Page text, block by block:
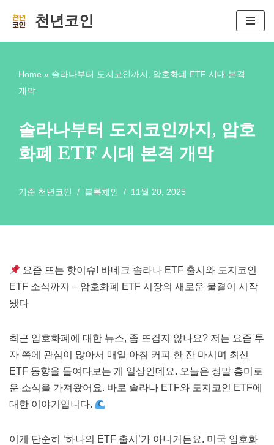
천년코인
Home » 솔라나부터 도지코인까지, 암호화폐 ETF 시대 본격
개막
솔라나부터 도지코인까지, 암호
화폐 ETF 시대 본격 개막
기준 천년코인 블록체인 11월 20, 2025
요즘 뜨는 핫이슈! 바네크 솔라나 ETF 출시와 도지코인
ETF 소식까지 – 암호화폐 ETF 시장의 새로운 물결이 시작
됐다
최근 암호화폐에 대한 뉴스, 좀 뜨겁지 않나요? 저는 요즘 투
자 쪽에 관심이 많아서 매일 아침 커피 한 잔 마시며 최신
ETF 동향을 들여다보는 게 일상인데요. 오늘은 정말 흥미로
운 소식을 가져왔어요. 바로 솔라나 ETF와 도지코인 ETF에
대한 이야기입니다.
이게 단순히 ‘하나의 ETF 출시’가 아니거든요. 미국 암호화